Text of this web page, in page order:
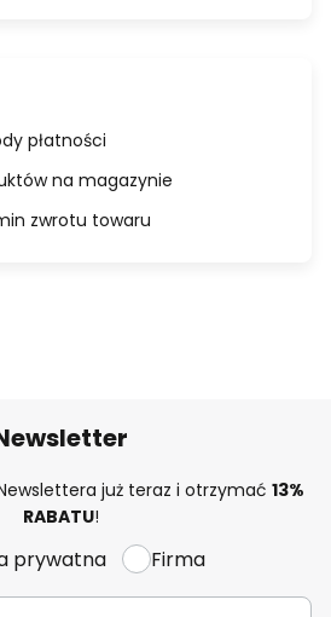
płatności
na magazynie
zwrotu towaru
już teraz i otrzymać 13%
RABATU!
prywatna Firma